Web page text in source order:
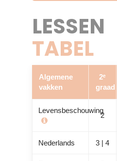
LESSEN
TABEL
Algemene
vakken
2ᵉ
graad
Levensbeschouwing
2
Nederlands 3 | 4